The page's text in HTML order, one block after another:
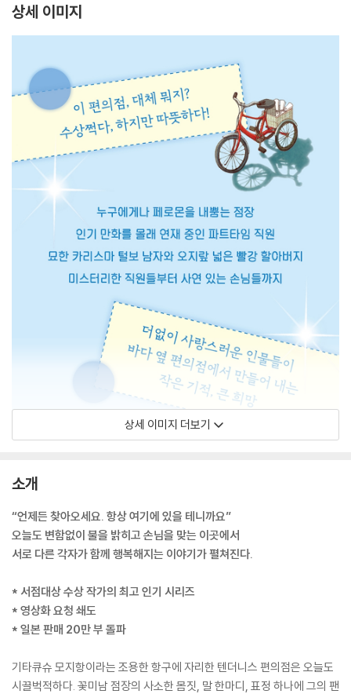
상세 이미지
상세 이미지 더보기
소개
“언제든 찾아오세요. 항상 여기에 있을 테니까요”
오늘도 변함없이 불을 밝히고 손님을 맞는 이곳에서
서로 다른 각자가 함께 행복해지는 이야기가 펼쳐진다.
* 서점대상 수상 작가의 최고 인기 시리즈
* 영상화 요청 쇄도
* 일본 판매 20만 부 돌파
기타큐슈 모지항이라는 조용한 항구에 자리한 텐더니스 편의점은 오늘도
시끌벅적하다. 꽃미남 점장의 사소한 몸짓, 말 한마디, 표정 하나에 그의 팬